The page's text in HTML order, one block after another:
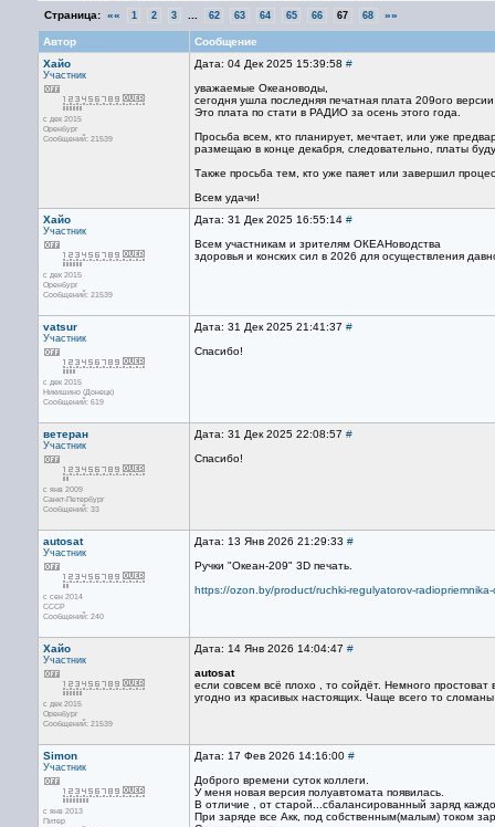
Страница: «« 1 2 3 62 63 64 65 66 67 68 »»
Автор
Сообщение
Хайо
Участник
с дек 2015
Оренбург
Сообщений: 21539
Дата: 04 Дек 2025 15:39:58 #
уважаемые Океановоды,
сегодня ушла последняя печатная плата 209ого
Это плата по стати в РАДИО за осень этого года.
Просьба всем, кто планирует, мечтает, или уже
размещаю в конце декабря, следовательно, платы
Также просьба тем, кто уже паяет или завершил
Всем удачи!
Хайо
Участник
с дек 2015
Оренбург
Сообщений: 21539
Дата: 31 Дек 2025 16:55:14 #
Всем участникам и зрителям ОКЕАНоводства
здоровья и конских сил в 2026 для осуществления
vatsur
Участник
с дек 2015
Никишино (Донецк)
Сообщений: 619
Дата: 31 Дек 2025 21:41:37 #
Спасибо!
ветеран
Участник
с янв 2009
Санкт-Петербург
Сообщений: 33
Дата: 31 Дек 2025 22:08:57 #
Спасибо!
autosat
Участник
с сен 2014
СССР
Сообщений: 240
Дата: 13 Янв 2026 21:29:33 #
Ручки "Океан-209" 3D печать.
https://ozon.by/product/ruchki-regulyatorov-
Хайо
Участник
с дек 2015
Оренбург
Сообщений: 21539
Дата: 14 Янв 2026 14:04:47 #
autosat
если совсем всё плохо , то сойдёт. Немного
угодно из красивых настоящих. Чаще всего то
Simon
Участник
с янв 2013
Питер
Дата: 17 Фев 2026 14:16:00 #
Доброго времени суток коллеги.
У меня новая версия полуавтомата появилась.
В отличие , от старой...сбалансированный заряд
При заряде все Акк, под собственным(малым) током